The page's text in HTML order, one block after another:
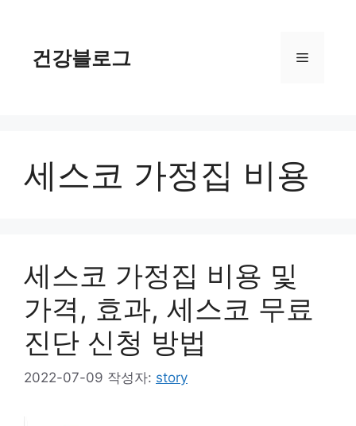
건강블로그 메
세스코 가정집 비용
세스코 가정집 비용 및
가격, 효과, 세스코 무료
진단 신청 방법
2022-07-09 작성자: story